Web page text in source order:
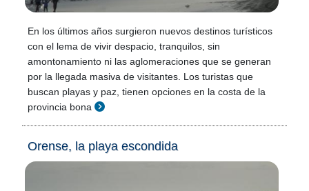
En los últimos años surgieron nuevos destinos turísticos
con el lema de vivir despacio, tranquilos, sin
amontonamiento ni las aglomeraciones que se generan
por la llegada masiva de visitantes. Los turistas que
buscan playas y paz, tienen opciones en la costa de la
provincia bona
Orense, la playa escondida